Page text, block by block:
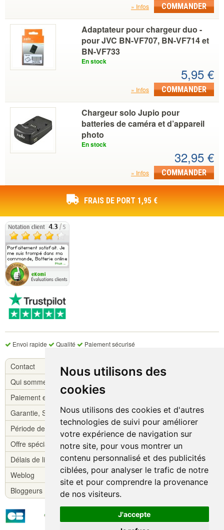
Nous utilisons des
cookies
Nous utilisons des cookies et d'autres
technologies de suivi pour améliorer
votre expérience de navigation sur
notre site, pour vous montrer un
contenu personnalisé et des publicités
ciblées, pour analyser le trafic de notre
site et pour comprendre la provenance
de nos visiteurs.
J'accepte
COMMANDER
Infos
Adaptateur pour chargeur duo -
pour JVC BN-VF707, BN-VF714 et
BN-VF733
En stock
5,95 €
COMMANDER
Infos
Chargeur solo Jupio pour
batteries de caméra et d’appareil
photo
En stock
32,95 €
COMMANDER
Infos
FRAIS DE PORT 1,95 €
Envoi rapide Qualité Paiement sécurisé
Contact
Qui sommes-nous ?
Paiement et livraison
Garantie, S.A.V.
Période de réflexion
Offre spéciale !
Délais de livraison
Weblog
Bloggeurs